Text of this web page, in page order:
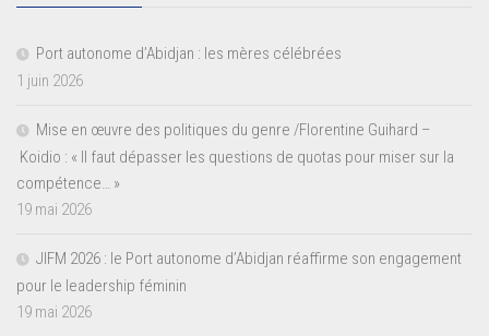
Port autonome d’Abidjan : les mères célébrées
1 juin 2026
Mise en œuvre des politiques du genre /Florentine Guihard –
Koidio : « Il faut dépasser les questions de quotas pour miser sur la
compétence… »
19 mai 2026
JIFM 2026 : le Port autonome d’Abidjan réaffirme son engagement
pour le leadership féminin
19 mai 2026